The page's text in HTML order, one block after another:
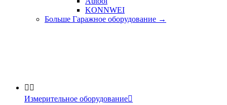
KONNWEI
Больше Гаражное оборудование →
 
Измерительное оборудование